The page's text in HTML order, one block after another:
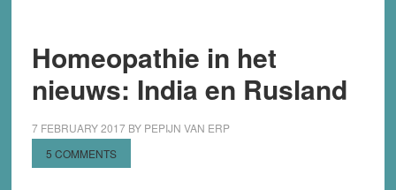
Homeopathie in het
nieuws: India en Rusland
7 FEBRUARY 2017BY PEPIJN VAN ERP
5 COMMENTS